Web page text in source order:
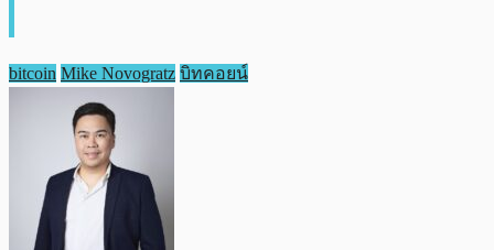
bitcoin Mike Novogratz บิทคอยน์